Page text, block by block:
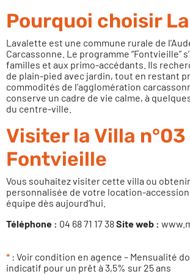
Pourquoi choisir
Lavalette est une commune rurale de
Carcassonne. Le programme “Fontvieille”
familles et aux primo-accédants. Ils
de plain-pied avec jardin, tout en restant
commodités de l’agglomération
conserve un cadre de vie calme, à
du centre-ville.
Visiter la Villa n°03
Fontvieille
Vous souhaitez visiter cette villa ou
personnalisée de votre location-
équipe dès aujourd’hui.
Téléphone : 04 68 71 17 38Site web :
* : Voir condition en agence – Mensualité
indicatif pour un prêt à 3,5% sur 25 ans